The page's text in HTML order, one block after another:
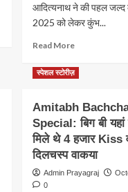
आदित्यनाथ ने की पहल जल्द
2025 को लेकर कुंभ...
Read MoreRead
about
महीने
के
लिए
बनेगा
जिला,CM
योगी
स्पेशल स्टोरीज़
Amitabh
Special: बिग बी
मिले थे 4 हजार Kiss
दिलचस्प वाकया
Admin Prayagraj
0